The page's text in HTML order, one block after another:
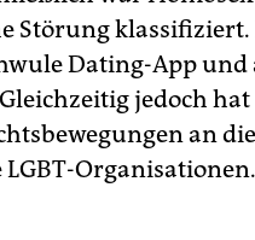
Störung
Dating-App und
jedoch
an
Organisationen.